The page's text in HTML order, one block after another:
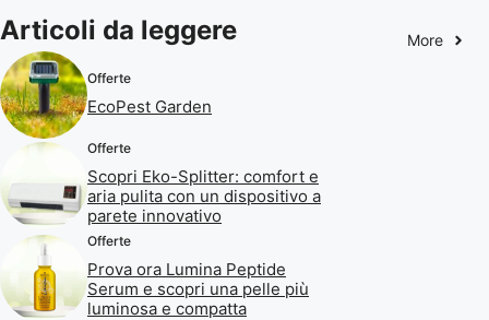
Articoli da leggere More
Offerte
EcoPest Garden
Offerte
Scopri Eko-Splitter: comfort e
aria pulita con un dispositivo a
parete innovativo
Offerte
Prova ora Lumina Peptide
Serum e scopri una pelle più
luminosa e compatta